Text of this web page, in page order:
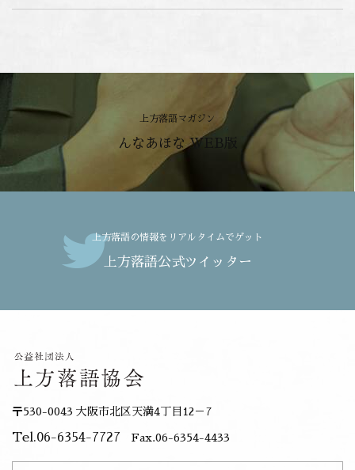
上方落語マガジン
んなあほな WEB版
上方落語の情報をリアルタイムでゲット
上方落語公式ツイッター
〒530-0043 大阪市北区天満4丁目12－7
Tel.06-6354-7727 Fax.06-6354-4433